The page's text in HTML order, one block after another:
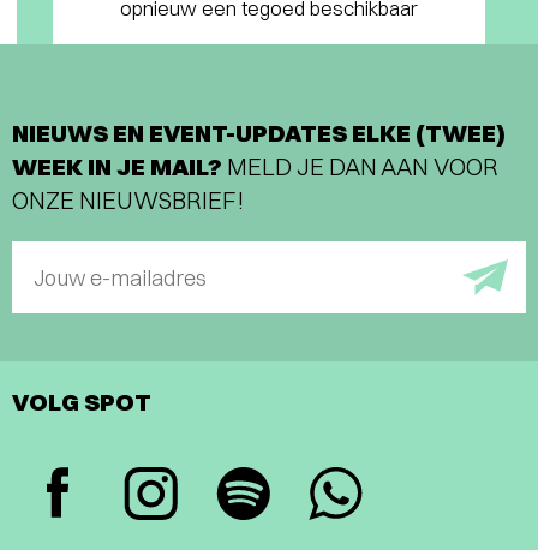
opnieuw een tegoed beschikbaar
NIEUWS EN EVENT-UPDATES ELKE (TWEE)
WEEK IN JE MAIL? MELD JE DAN AAN VOOR
ONZE NIEUWSBRIEF!
Jouw e-mailadres
VOLG SPOT